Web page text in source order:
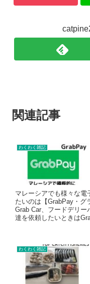
関連記事
わくわく雑記
マレーシアでも様々な電
たいのは【GrabPay・グ
Grab Car、フードデリ
達を依頼したいときは
わくわく雑記